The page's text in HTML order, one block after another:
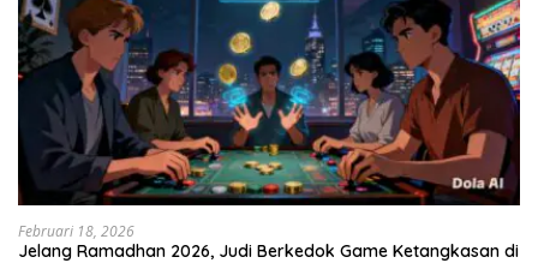
Februari 18, 2026
Jelang Ramadhan 2026, Judi Berkedok Game Ketangkasan di